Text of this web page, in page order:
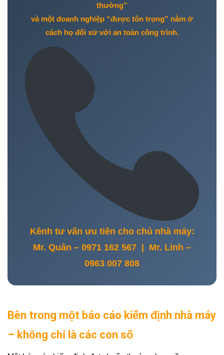
thường”
và một doanh nghiệp “được tôn trọng” nằm ở
cách họ đối xử với an toàn công trình.
Kênh tư vấn ưu tiên cho chủ nhà máy:
Mr. Quân – 0971 162 567 | Mr. Linh –
0963 007 808
Bên trong một báo cáo kiểm định nhà máy
– không chỉ là các con số